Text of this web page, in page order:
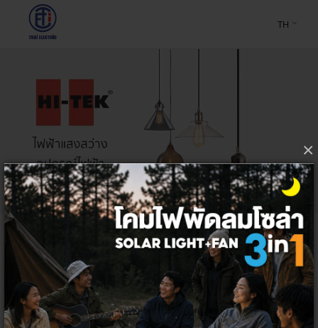
×
TH
Home บาลาสต์,อิกนิคเตอร์,คาปาซิเตอร์
บาลาสต์